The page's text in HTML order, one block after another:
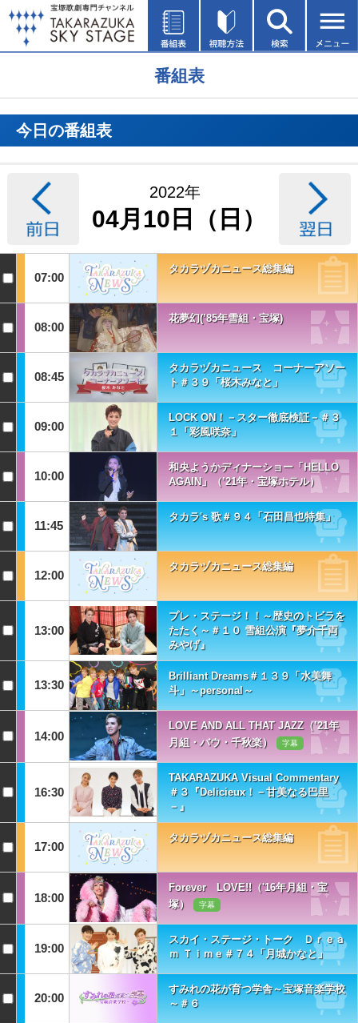
番組表
今日の番組表
2022年
04月10日（日）
07:00
タカラヅカニュース総集編
08:00
花夢幻(’85年雪組・宝塚)
08:45
タカラヅカニュース コーナーアソー
ト＃３９「桜木みなと」
09:00
LOCK ON！－スター徹底検証－＃３
１「彩風咲奈」
10:00
和央ようかディナーショー「HELLO
AGAIN」（’21年・宝塚ホテル）
11:45
タカラ's 歌＃９４「石田昌也特集」
12:00
タカラヅカニュース総集編
13:00
プレ・ステージ！！～歴史のトビラを
たたく～＃１０ 雪組公演『夢介千両
みやげ』
13:30
Brilliant Dreams＃１３９「水美舞
斗」～personal～
14:00
LOVE AND ALL THAT JAZZ（’21年
月組・バウ・千秋楽）
字幕
16:30
TAKARAZUKA Visual Commentary
＃３『Delicieux！－甘美なる巴里
－』
17:00
タカラヅカニュース総集編
18:00
Forever LOVE!!（'16年月組・宝
塚）
字幕
19:00
スカイ・ステージ・トーク Ｄｒｅａ
ｍ Ｔｉｍｅ＃７４「月城かなと」
20:00
すみれの花が育つ学舎～宝塚音楽学校
～＃６